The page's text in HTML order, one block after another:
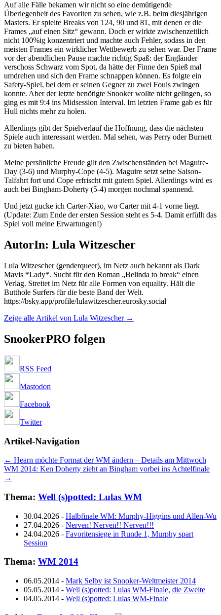
Auf alle Fälle bekamen wir nicht so eine demütigende
Überlegenheit des Favoriten zu sehen, wie z.B. beim diesjährigen
Masters. Er spielte Breaks von 124, 90 und 81, mit denen er die
Frames „auf einen Sitz“ gewann. Doch er wirkte zwischenzeitlich
nicht 100%ig konzentriert und machte auch Fehler, sodass in den
meisten Frames ein wirklicher Wettbewerb zu sehen war. Der Frame
vor der abendlichen Pause machte richtig Spaß: der Engländer
verschoss Schwarz vom Spot, da hätte der Finne den Spieß mal
umdrehen und sich den Frame schnappen können. Es folgte ein
Safety-Spiel, bei dem er seinen Gegner zu zwei Fouls zwingen
konnte. Aber der letzte benötigte Snooker wollte nicht gelingen, so
ging es mit 9:4 ins Midsession Interval. Im letzten Frame gab es für
Hull nichts mehr zu holen.
Allerdings gibt der Spielverlauf die Hoffnung, dass die nächsten
Spiele auch interessant werden. Mal sehen, was Perry oder Burnett
zu bieten haben.
Meine persönliche Freude gilt den Zwischenständen bei Maguire-
Day (3-6) und Murphy-Cope (4-5). Maguire setzt seine Saison-
Talfahrt fort und Cope erfrischt mit gutem Spiel. Allerdings wird es
auch bei Bingham-Doherty (5-4) morgen nochmal spannend.
Und jetzt gucke ich Carter-Xiao, wo Carter mit 4-1 vorne liegt.
(Update: Zum Ende der ersten Session steht es 5-4. Damit erfüllt das
Spiel voll meine Erwartungen!)
AutorIn: Lula Witzescher
Lula Witzescher (genderqueer), im Netz auch bekannt als Dark
Mavis *Lady*. Sucht für den Roman „Belinda to break“ einen
Verlag. Streitet im Netz für alle Formen von equality. Hält die
Butthole Surfers für die beste Band der Welt.
https://bsky.app/profile/lulawitzescher.eurosky.social
Zeige alle Artikel von Lula Witzescher →
SnookerPRO folgen
RSS Feed
Mastodon
Facebook
Twitter
Artikel-Navigation
← Hearn möchte Format der WM ändern – Details am Mittwoch
WM 2014: Ken Doherty zieht an Bingham vorbei ins Achtelfinale
→
Thema: Well (s)potted: Lulas WM
30.04.2026 - Halbfinale WM: Murphy-Higgins und Allen-Wu
27.04.2026 - Nerven! Nerven!! Nerven!!!
24.04.2026 - Favoritensiege in Runde 1, Murphy spart
Session
Thema: WM 2014
06.05.2014 - Mark Selby ist Snooker-Weltmeister 2014
05.05.2014 - Well (s)potted: Lulas WM-Finale, die Zweite
04.05.2014 - Well (s)potted: Lulas WM-Finale